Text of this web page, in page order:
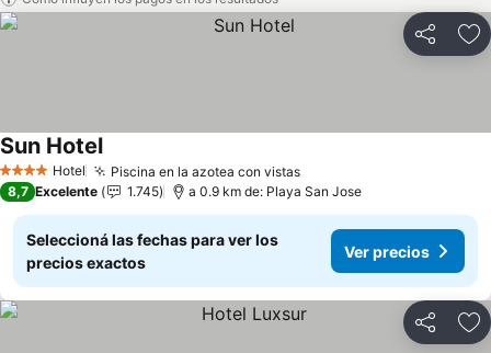
Compartir
4 EstrellasHotel Piscina en la azotea con vistas
Sun Hotel
8,7 Excelente 1.745 a 0.9 km de: Playa San Jose
Seleccioná las fechas para ver los
precios exactos
Ver precios
Compartir